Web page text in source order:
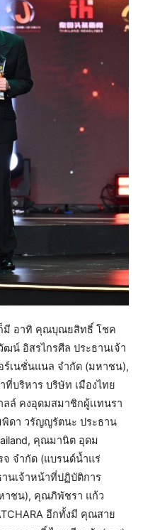
มี อาทิ คุณบุณยสิทธิ์ โชค
อิสรไกรศีล ประธานเจ้า
เนชั่นแนล จํากัด (มหาชน),
บริหาร บริษัท เมืองไทย
ล์ คงอุดมสมาชิกผู้เเทนรา
ดา วรัญญูรัตนะ ประธาน
คุณมานิต อุดม
จ จำกัด (แบรนด์น้ำแร่
นเจ้าหน้าที่ปฏิบัติการ
าชน), คุณภิพัชรา แก้ว
อีกทั้งมี คุณสาย